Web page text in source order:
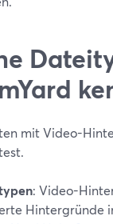
mit Video-
: Video-
Hintergründe